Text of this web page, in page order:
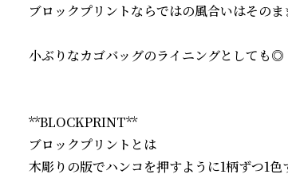
ブロックプリントならではの風合いはそのま
小ぶりなカゴバッグのライニングとしても◎
**BLOCKPRINT**
ブロックプリントとは
木彫りの版でハンコを押すように1柄ずつ1色